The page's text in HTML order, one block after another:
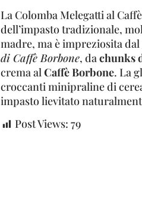
La Colomba Melegatti al
dell’impasto tradizionale,
madre, ma è impreziosita
di Caffè Borbone, da chunks
crema al Caffè Borbone. La
croccanti minipraline di
impasto lievitato
Post Views: 79